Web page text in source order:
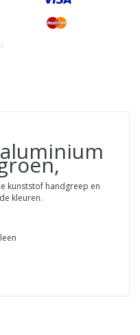
kunststof handgreep en
kleuren.